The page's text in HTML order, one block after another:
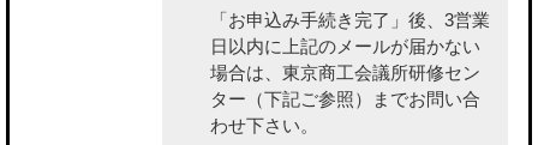
「お申込み手続き完了」後、3営業
日以内に上記のメールが届かない
場合は、東京商工会議所研修セン
ター（下記ご参照）までお問い合
わせ下さい。